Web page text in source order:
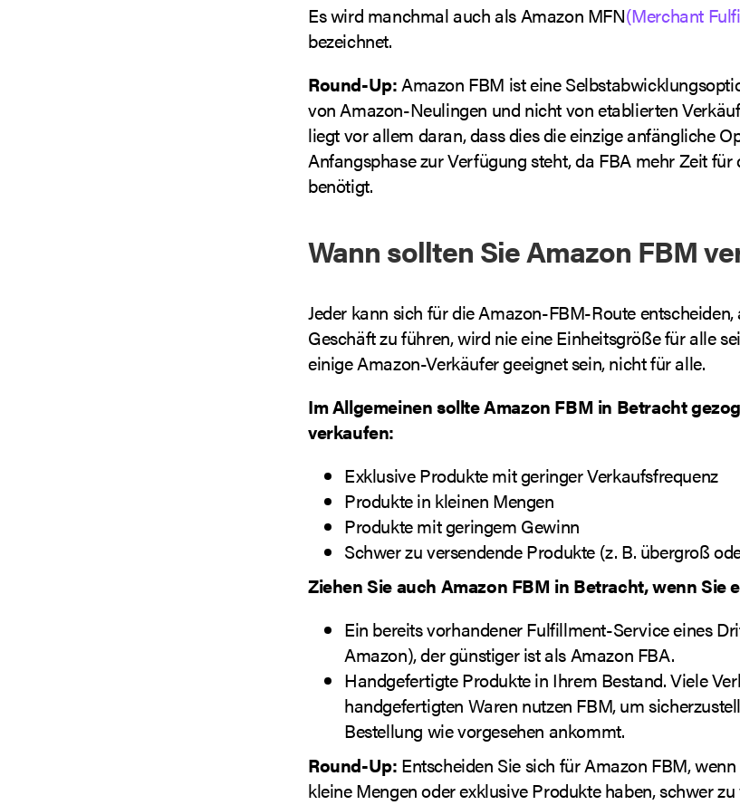
Es wird manchmal auch als Amazon MFN(Merchant
bezeichnet.
Round-Up:Amazon FBM ist eine
von Amazon-Neulingen und nicht von etablierten
liegt vor allem daran, dass dies die einzige anfängliche
Anfangsphase zur Verfügung steht, da FBA mehr Zeit für
benötigt.
Wann sollten Sie Amazon FBM
Jeder kann sich für die Amazon-FBM-Route
Geschäft zu führen, wird nie eine Einheitsgröße für alle
einige Amazon-Verkäufer geeignet sein, nicht für alle.
Im Allgemeinen sollte Amazon FBM in Betracht
verkaufen:
Exklusive Produkte mit geringer Verkaufsfrequenz
Produkte in kleinen Mengen
Produkte mit geringem Gewinn
Schwer zu versendende Produkte (z. B. übergroß
Ziehen Sie auch Amazon FBM in Betracht, wenn Sie
Ein bereits vorhandener Fulfillment-Service eines
Amazon), der günstiger ist als Amazon FBA.
Handgefertigte Produkte in Ihrem Bestand. Viele
handgefertigten Waren nutzen FBM, um
Bestellung wie vorgesehen ankommt.
Round-Up: Entscheiden Sie sich für Amazon FBM,
kleine Mengen oder exklusive Produkte haben, schwer